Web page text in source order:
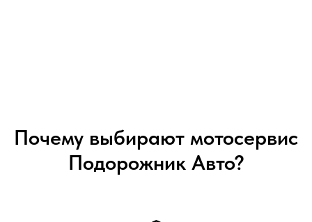
Почему выбирают мотосервис
Подорожник Авто?